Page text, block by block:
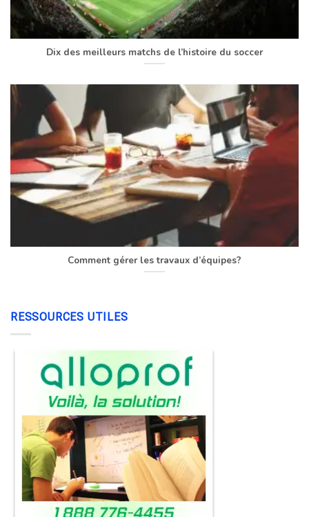
Dix des meilleurs matchs de l’histoire du soccer
Comment gérer les travaux d’équipes?
RESSOURCES UTILES